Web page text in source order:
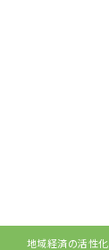
地域経済の活性化